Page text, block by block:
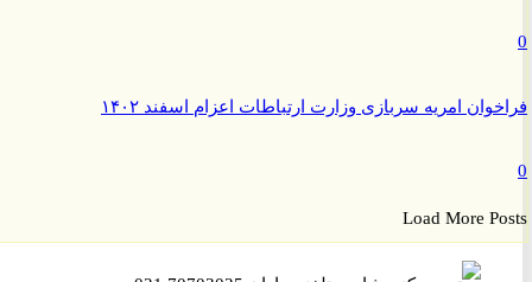
امریه سربازی وزارت ارتباطات اعزام اسفند ۱۴۰۲
Load More